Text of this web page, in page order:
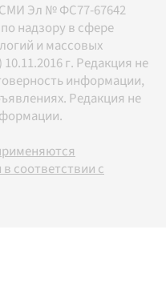
СМИ Эл № ФС77-67642
надзору в сфере
и массовых
г. Редакция не
информации,
Редакция не
соответствии с